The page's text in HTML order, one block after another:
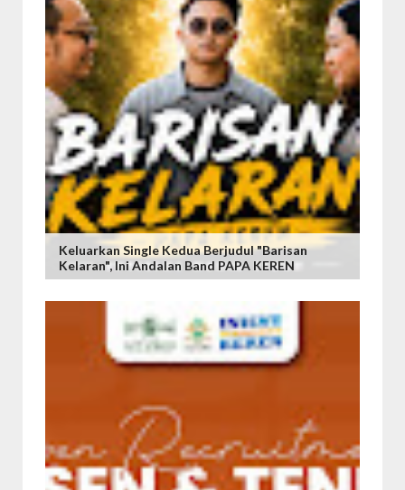
Keluarkan Single Kedua Berjudul "Barisan
Kelaran", Ini Andalan Band PAPA KEREN